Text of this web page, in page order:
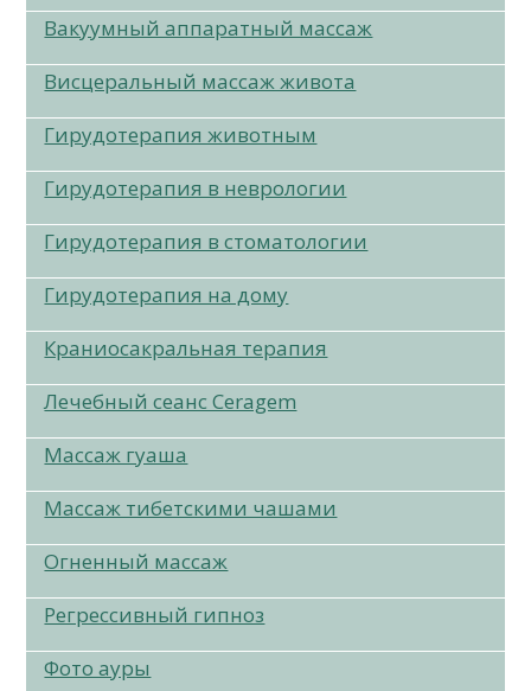
Вакуумный аппаратный массаж
Висцеральный массаж живота
Гирудотерапия животным
Гирудотерапия в неврологии
Гирудотерапия в стоматологии
Гирудотерапия на дому
Краниосакральная терапия
Лечебный сеанс Ceragem
Массаж гуаша
Массаж тибетскими чашами
Огненный массаж
Регрессивный гипноз
Фото ауры